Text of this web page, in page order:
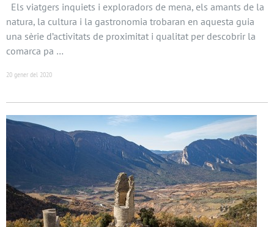
Els viatgers inquiets i exploradors de mena, els amants de la
natura, la cultura i la gastronomia trobaran en aquesta guia
una sèrie d’activitats de proximitat i qualitat per descobrir la
comarca pa …
20 gener del 2020